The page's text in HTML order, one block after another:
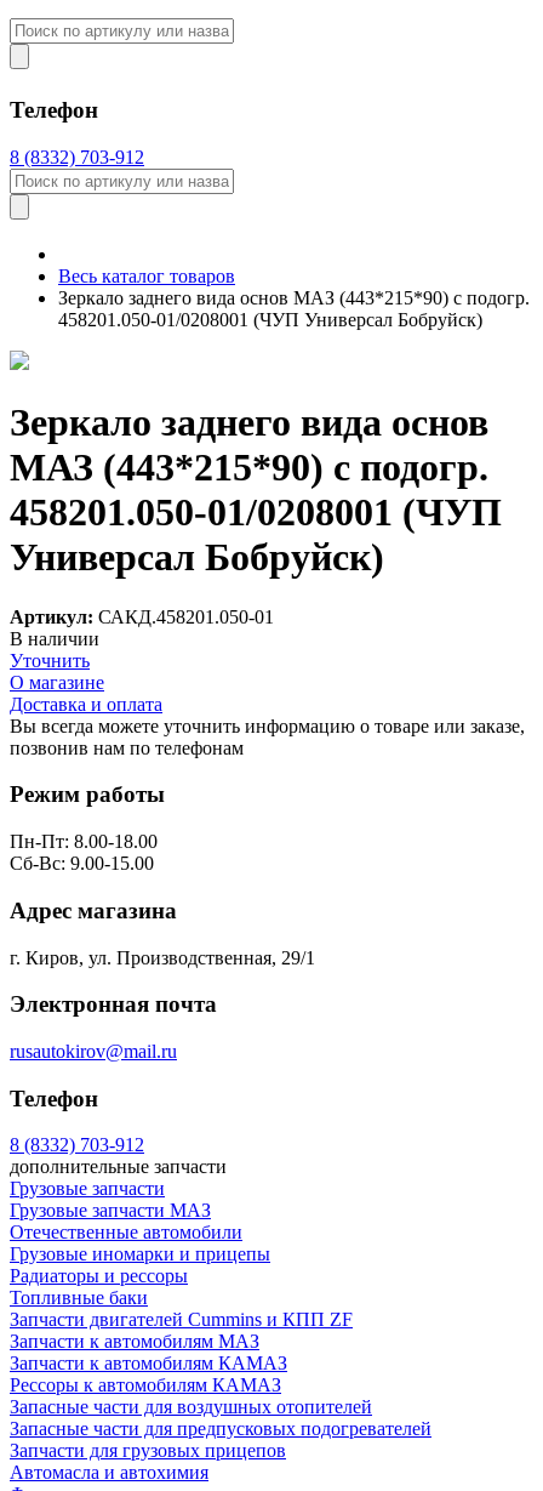
Телефон
8 (8332) 703-912
Весь каталог товаров
Зеркало заднего вида основ МАЗ (443*215*90) с подогр.
458201.050-01/0208001 (ЧУП Универсал Бобруйск)
Зеркало заднего вида основ
МАЗ (443*215*90) с подогр.
458201.050-01/0208001 (ЧУП
Универсал Бобруйск)
Артикул: САКД.458201.050-01
В наличии
Уточнить
О магазине
Доставка и оплата
Вы всегда можете уточнить информацию о товаре или заказе,
позвонив нам по телефонам
Режим работы
Пн-Пт: 8.00-18.00
Сб-Вс: 9.00-15.00
Адрес магазина
г. Киров, ул. Производственная, 29/1
Электронная почта
rusautokirov@mail.ru
Телефон
8 (8332) 703-912
дополнительные запчасти
Грузовые запчасти
Грузовые запчасти МАЗ
Отечественные автомобили
Грузовые иномарки и прицепы
Радиаторы и рессоры
Топливные баки
Запчасти двигателей Cummins и КПП ZF
Запчасти к автомобилям МАЗ
Запчасти к автомобилям КАМАЗ
Рессоры к автомобилям КАМАЗ
Запасные части для воздушных отопителей
Запасные части для предпусковых подогревателей
Запчасти для грузовых прицепов
Автомасла и автохимия